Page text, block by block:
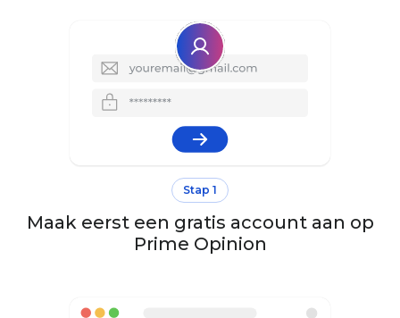
Stap 1
Maak eerst een gratis account aan op
Prime Opinion